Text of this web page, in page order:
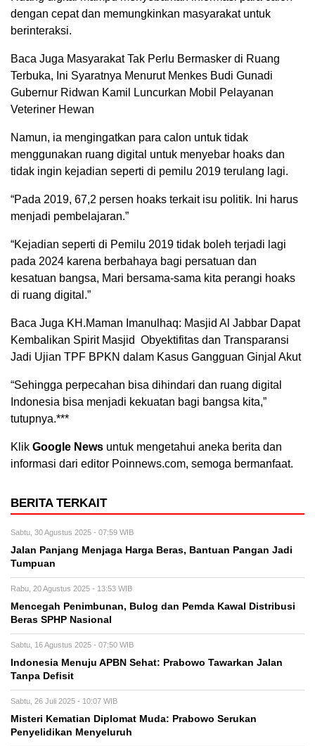
dengan cepat dan memungkinkan masyarakat untuk
berinteraksi.
Baca Juga Masyarakat Tak Perlu Bermasker di Ruang
Terbuka, Ini Syaratnya Menurut Menkes Budi Gunadi
Gubernur Ridwan Kamil Luncurkan Mobil Pelayanan
Veteriner Hewan
Namun, ia mengingatkan para calon untuk tidak
menggunakan ruang digital untuk menyebar hoaks dan
tidak ingin kejadian seperti di pemilu 2019 terulang lagi.
“Pada 2019, 67,2 persen hoaks terkait isu politik. Ini harus
menjadi pembelajaran.”
“Kejadian seperti di Pemilu 2019 tidak boleh terjadi lagi
pada 2024 karena berbahaya bagi persatuan dan
kesatuan bangsa, Mari bersama-sama kita perangi hoaks
di ruang digital.”
Baca Juga KH.Maman Imanulhaq: Masjid Al Jabbar Dapat
Kembalikan Spirit Masjid Obyektifitas dan Transparansi
Jadi Ujian TPF BPKN dalam Kasus Gangguan Ginjal Akut
“Sehingga perpecahan bisa dihindari dan ruang digital
Indonesia bisa menjadi kekuatan bagi bangsa kita,”
tutupnya.***
Klik Google News untuk mengetahui aneka berita dan
informasi dari editor Poinnews.com, semoga bermanfaat.
BERITA TERKAIT
Sabtu, 30 Agustus 2025 - 07:59 WIB
Jalan Panjang Menjaga Harga Beras, Bantuan Pangan Jadi
Tumpuan
Rabu, 20 Agustus 2025 - 13:53 WIB
Mencegah Penimbunan, Bulog dan Pemda Kawal Distribusi
Beras SPHP Nasional
Sabtu, 16 Agustus 2025 - 07:50 WIB
Indonesia Menuju APBN Sehat: Prabowo Tawarkan Jalan
Tanpa Defisit
Sabtu, 26 Juli 2025 - 10:07 WIB
Misteri Kematian Diplomat Muda: Prabowo Serukan
Penyelidikan Menyeluruh